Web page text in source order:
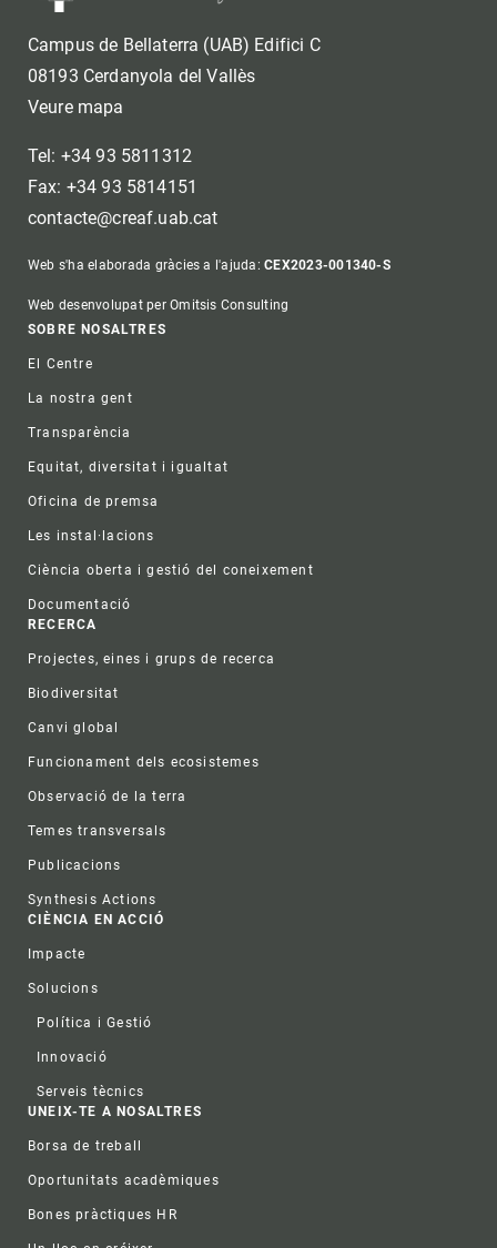
Campus de Bellaterra (UAB) Edifici C
08193 Cerdanyola del Vallès
Veure mapa
Tel: +34 93 5811312
Fax: +34 93 5814151
contacte@creaf.uab.cat
Web s'ha elaborada gràcies a l'ajuda:CEX2023-001340-S
Web desenvolupat per Omitsis Consulting
Footer
SOBRE NOSALTRES
El Centre
La nostra gent
Transparència
Equitat, diversitat i igualtat
Oficina de premsa
Les instal·lacions
Ciència oberta i gestió del coneixement
Documentació
RECERCA
Projectes, eines i grups de recerca
Biodiversitat
Canvi global
Funcionament dels ecosistemes
Observació de la terra
Temes transversals
Publicacions
Synthesis Actions
CIÈNCIA EN ACCIÓ
Impacte
Solucions
Política i Gestió
Innovació
Serveis tècnics
UNEIX-TE A NOSALTRES
Borsa de treball
Oportunitats acadèmiques
Bones pràctiques HR